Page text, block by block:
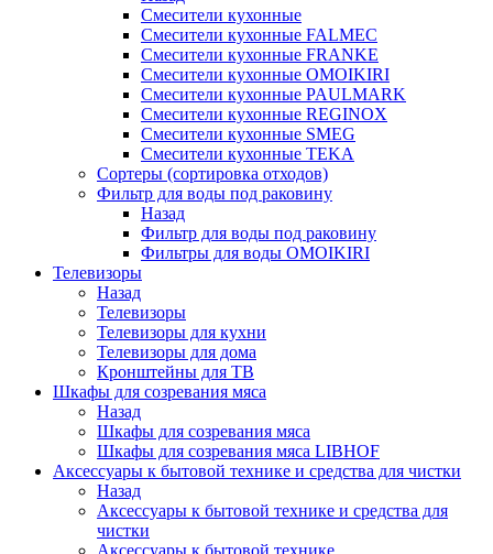
Смесители кухонные
Смесители кухонные FALMEC
Смесители кухонные FRANKE
Смесители кухонные OMOIKIRI
Смесители кухонные PAULMARK
Смесители кухонные REGINOX
Смесители кухонные SMEG
Смесители кухонные TEKA
Сортеры (сортировка отходов)
Фильтр для воды под раковину
Назад
Фильтр для воды под раковину
Фильтры для воды OMOIKIRI
Телевизоры
Назад
Телевизоры
Телевизоры для кухни
Телевизоры для дома
Кронштейны для ТВ
Шкафы для созревания мяса
Назад
Шкафы для созревания мяса
Шкафы для созревания мяса LIBHOF
Аксессуары к бытовой технике и средства для чистки
Назад
Аксессуары к бытовой технике и средства для
чистки
Аксессуары к бытовой технике